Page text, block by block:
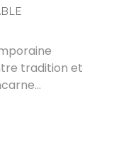
tradition et